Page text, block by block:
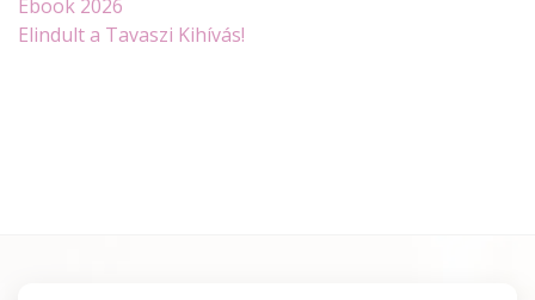
Ebook 2026
Elindult a Tavaszi Kihívás!